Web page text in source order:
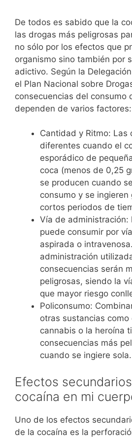
De todos es sabido que la
las drogas más peligrosas
no sólo por los efectos que
organismo sino también por
adictivo. Según la
el Plan Nacional sobre
consecuencias del consumo
dependen de varios factores:
Cantidad y Ritmo: Las
diferentes cuando el
esporádico de
coca (menos de 0,25
se producen cuando
consumo y se
cortos periodos de
Vía de administración:
puede consumir por
aspirada o
administración
consecuencias serán
peligrosas, siendo la
que mayor riesgo
Policonsumo:
otras sustancias como
cannabis o la heroína
consecuencias más
cuando se ingiere sola.
Efectos
cocaína en mi
Uno de los efectos
de la cocaína es la